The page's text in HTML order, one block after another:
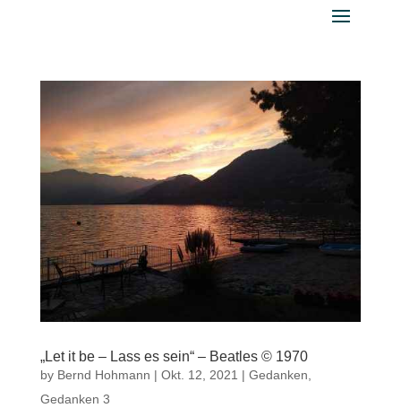
„Let it be – Lass es sein“ – Beatles © 1970
by Bernd Hohmann | Okt. 12, 2021 | Gedanken,
Gedanken 3